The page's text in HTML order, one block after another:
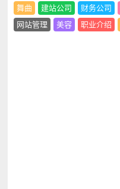
舞曲
建站公司 财务公司
网站管理
美容 职业介绍